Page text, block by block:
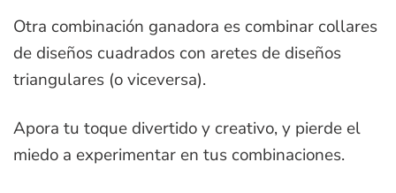
Otra combinación ganadora es combinar collares
de diseños cuadrados con aretes de diseños
triangulares (o viceversa).
Apora tu toque divertido y creativo, y pierde el
miedo a experimentar en tus combinaciones.